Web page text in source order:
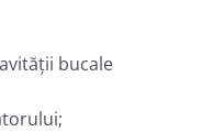
bucale